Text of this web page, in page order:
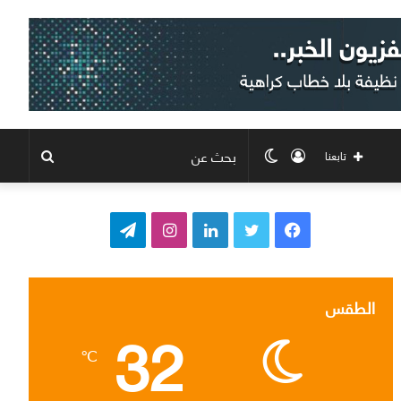
الوضع
المظلم
تسجيل
الدخول
تابعنا
ف
ب
و
ق
ت
ر
الطقس 32
℃